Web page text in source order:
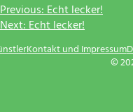
Previous:Echt lecker!
Next:Echt lecker!
©
Kontakt und Impressum